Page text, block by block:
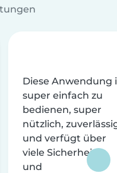
Diese Anwendung
super einfach zu
bedienen, super
nützlich,
und verfügt über
viele Sicherheits-
und